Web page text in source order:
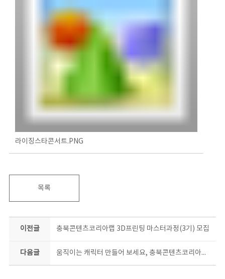
라이징스타콘서트.PNG
목록
이전글 충북콘텐츠코리아랩 3D프린팅 마스터과정(3기) 모집
다음글 움직이는 캐릭터 만들어 보세요, 충북콘텐츠코리아랩 이모티콘 심화과정 모집